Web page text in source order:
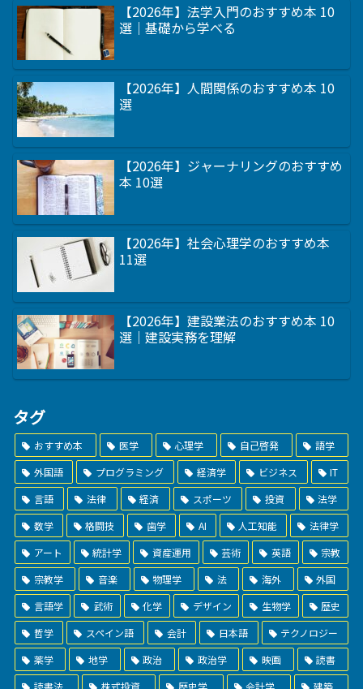
【2026年】法学入門のおすすめ本 10
選｜基礎から学べる
【2026年】人間関係のおすすめ本 10
選
【2026年】ジャーナリングのおすすめ
本 10選
【2026年】社会心理学のおすすめ本
11選
【2026年】建設業法のおすすめ本 10
選｜建設実務を理解
タグ
おすすめ本 医学 心理学 自己啓発
語学
外国語
プログラミング 経済学 ビジネス
IT
言語
法律 経済 スポーツ 投資
法学
数学
格闘技 歯学 AI 人工知能
法律学
アート
統計学 資産運用 芸術 英語
宗教
宗教学
音楽 物理学 法 海外
外国
言語学
武術 化学 デザイン 生物学
歴史
哲学
スペイン語 会計 日本語
テクノロジー
薬学
地学 政治 政治学 映画
読書
読書法
株式投資 歴史学 会計学 建築